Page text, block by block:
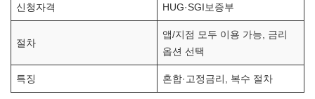
신청자격 HUG·SGI보증부
절차
앱/지점 모두 이용 가능, 금리
옵션 선택
특징 혼합·고정금리, 복수 절차